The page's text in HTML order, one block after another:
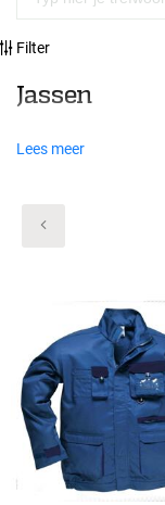
Filter
Jassen
Lees meer